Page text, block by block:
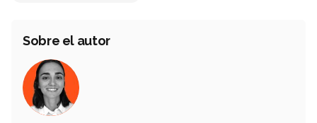
Sobre el autor